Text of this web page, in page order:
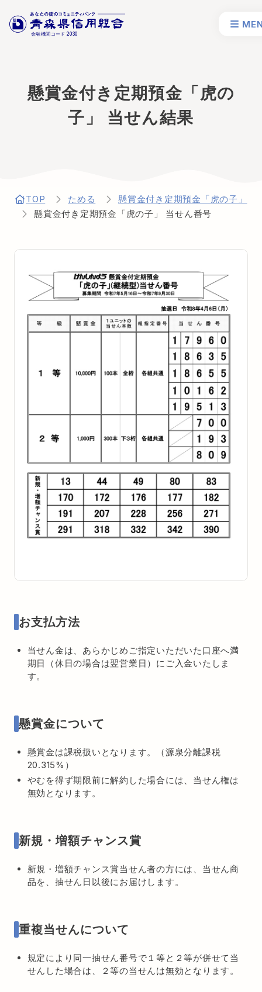
金融機関コード 2030
懸賞金付き定期預金「虎の
子」 当せん結果
TOP ためる
懸賞金付き定期預金「虎の子」
懸賞金付き定期預金「虎の子」 当せん番号
お支払方法
当せん金は、あらかじめご指定いただいた口座へ満
期日（休日の場合は翌営業日）にご入金いたしま
す。
懸賞金について
懸賞金は課税扱いとなります。（源泉分離課税
20.315%）
やむを得ず期限前に解約した場合には、当せん権は
無効となります。
新規・増額チャンス賞
新規・増額チャンス賞当せん者の方には、当せん商
品を、抽せん日以後にお届けします。
重複当せんについて
規定により同一抽せん番号で１等と２等が併せて当
せんした場合は、２等の当せんは無効となります。